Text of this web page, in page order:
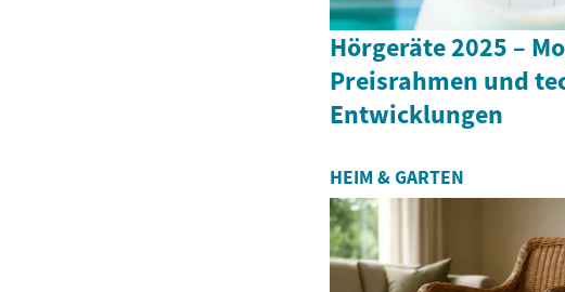
Hörgeräte 2025 –
Preisrahmen und
Entwicklungen
HEIM & GARTEN